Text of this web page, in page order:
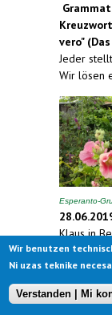
vero"
Jeder
Wir lösen
Esperanto-
Klaus in
Gruppe
Wir treffen
Garten
sind
Wir benutzen
Ni uzas teknike
Verstanden | Mi